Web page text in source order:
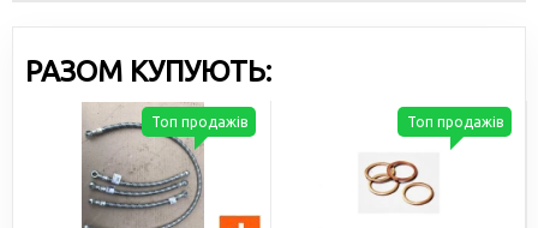
РАЗОМ КУПУЮТЬ:
Топ продажів Топ продажів